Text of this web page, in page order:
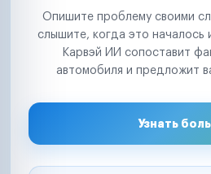
Опишите проблему своими
слышите, когда это началось
Карвэй ИИ сопоставит
автомобиля и предложит
Узнать